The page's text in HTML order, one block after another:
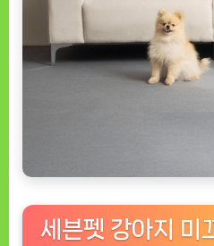
세븐펫 강아지 미